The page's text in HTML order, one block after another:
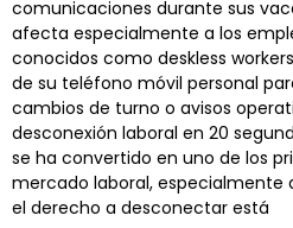
comunicaciones durante sus
afecta especialmente a los
conocidos como deskless
de su teléfono móvil personal
cambios de turno o avisos
desconexión laboral en 20
se ha convertido en uno de los
mercado laboral, especialmente
el derecho a desconectar está